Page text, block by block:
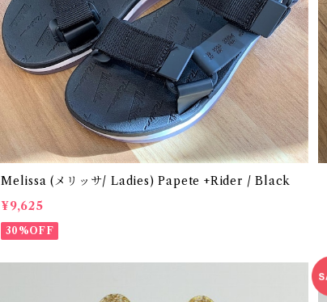
Melissa (メリッサ/ Ladies) Papete +Rider / Black
¥9,625
30%OFF